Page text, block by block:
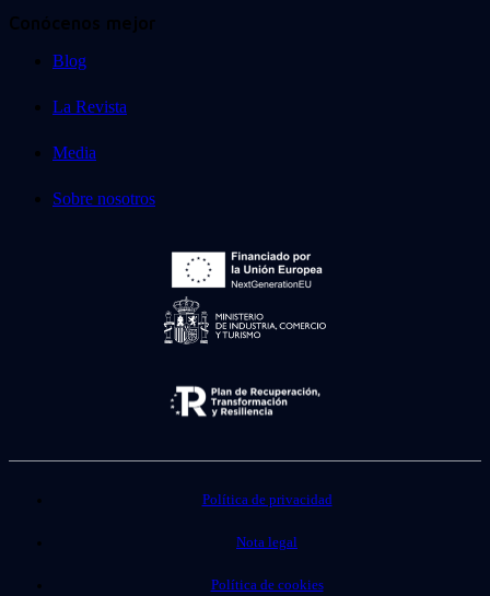
Conócenos mejor
Blog
La Revista
Media
Sobre nosotros
Política de privacidad
Nota legal
Política de cookies